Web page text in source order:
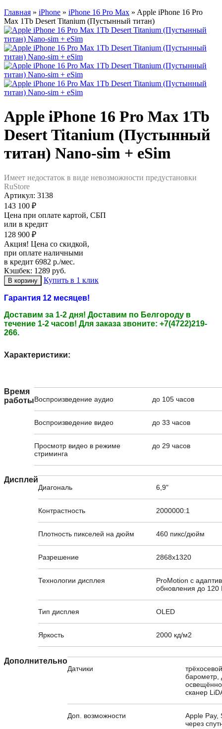
Главная » iPhone » iPhone 16 Pro Max » Apple iPhone 16 Pro
Max 1Tb Desert Titanium (Пустынный титан)
Apple iPhone 16 Pro Max 1Tb
Desert Titanium (Пустынный
титан) Nano-sim + eSim
Имеет недостаток в виде невозможности предустановки
RuStore
Артикул: 3138
143 100 ₽
Цена при оплате картой, СБП
или в кредит
128 900 ₽
Акция! Цена со скидкой,
при оплате наличными
в кредит 6982 р./мес.
Кэшбек: 1289 руб.
Купить в 1 клик
Гарантия 12 месяцев!
Доставим за 1-2 дня! Доставим по Белгороду в
течение 1-2 часов! Для заказа звоните: +7(4722)219-
266.
Характеристики:
Время
работыВоспроизведение аудио до 105 часов
Воспроизведение видео до 33 часов
Просмотр видео в режиме
стриминга
до 29 часов
Дисплей
Диагональ 6,9"
Контрастность 2000000:1
Плотность пикселей на дюйм 460 пикс/дюйм
Разрешение 2868x1320
Технологии дисплея
ProMotion с
обновления до 120
Тип дисплея OLED
Яркость 2000 кд/м2
Дополнительно
Датчики
барометр,
сканер
Доп. возможности
Apple Pay,
через